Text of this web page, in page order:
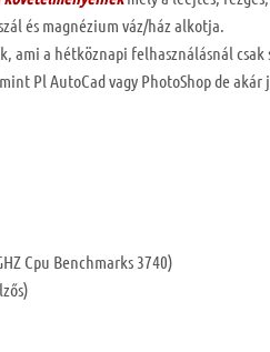
és magnézium váz/ház alkotja.
ami a hétköznapi felhasználásnál
Pl AutoCad vagy PhotoShop de
Cpu Benchmarks 3740)